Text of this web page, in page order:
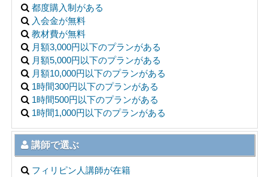
都度購入制がある
入会金が無料
教材費が無料
月額3,000円以下のプランがある
月額5,000円以下のプランがある
月額10,000円以下のプランがある
1時間300円以下のプランがある
1時間500円以下のプランがある
1時間1,000円以下のプランがある
講師で選ぶ
フィリピン人講師が在籍